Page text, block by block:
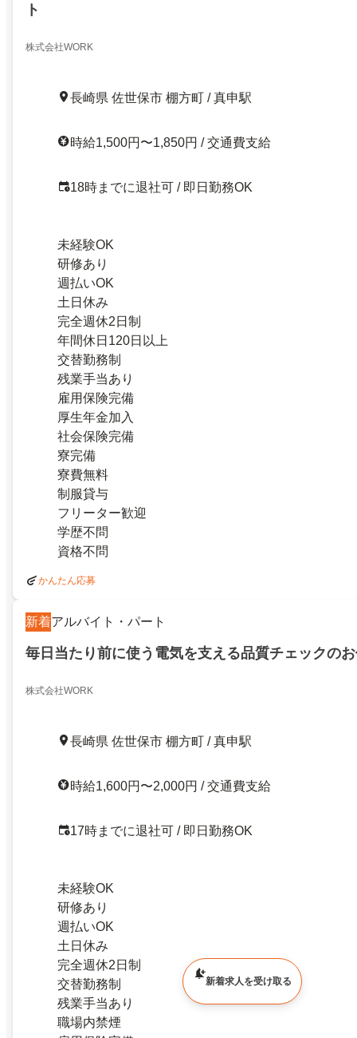
ト
株式会社WORK
長崎県 佐世保市 棚方町 / 真申駅
時給1,500円〜1,850円 / 交通費支給
18時までに退社可 / 即日勤務OK
未経験OK
研修あり
週払いOK
土日休み
完全週休2日制
年間休日120日以上
交替勤務制
残業手当あり
雇用保険完備
厚生年金加入
社会保険完備
寮完備
寮費無料
制服貸与
フリーター歓迎
学歴不問
資格不問
かんたん応募
新着アルバイト・パート
毎日当たり前に使う電気を支える品質チェックの
株式会社WORK
長崎県 佐世保市 棚方町 / 真申駅
時給1,600円〜2,000円 / 交通費支給
17時までに退社可 / 即日勤務OK
未経験OK
研修あり
週払いOK
土日休み
完全週休2日制
交替勤務制
残業手当あり
職場内禁煙
新着求人を受け取る